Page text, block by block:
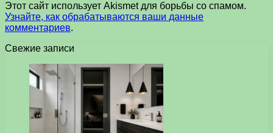
Этот сайт использует Akismet для борьбы со спамом.
Узнайте, как обрабатываются ваши данные
комментариев.
Свежие записи